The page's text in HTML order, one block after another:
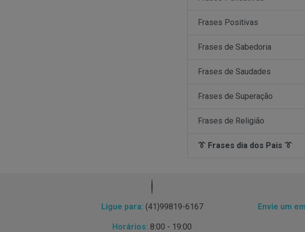
Frases Positivas
Frases de Sabedoria
Frases de Saudades
Frases de Superação
Frases de Religião
👔 Frases dia dos Pais 👔
Ligue para: (41)99819-6167
Horários: 8:00 - 19:00
Envie um